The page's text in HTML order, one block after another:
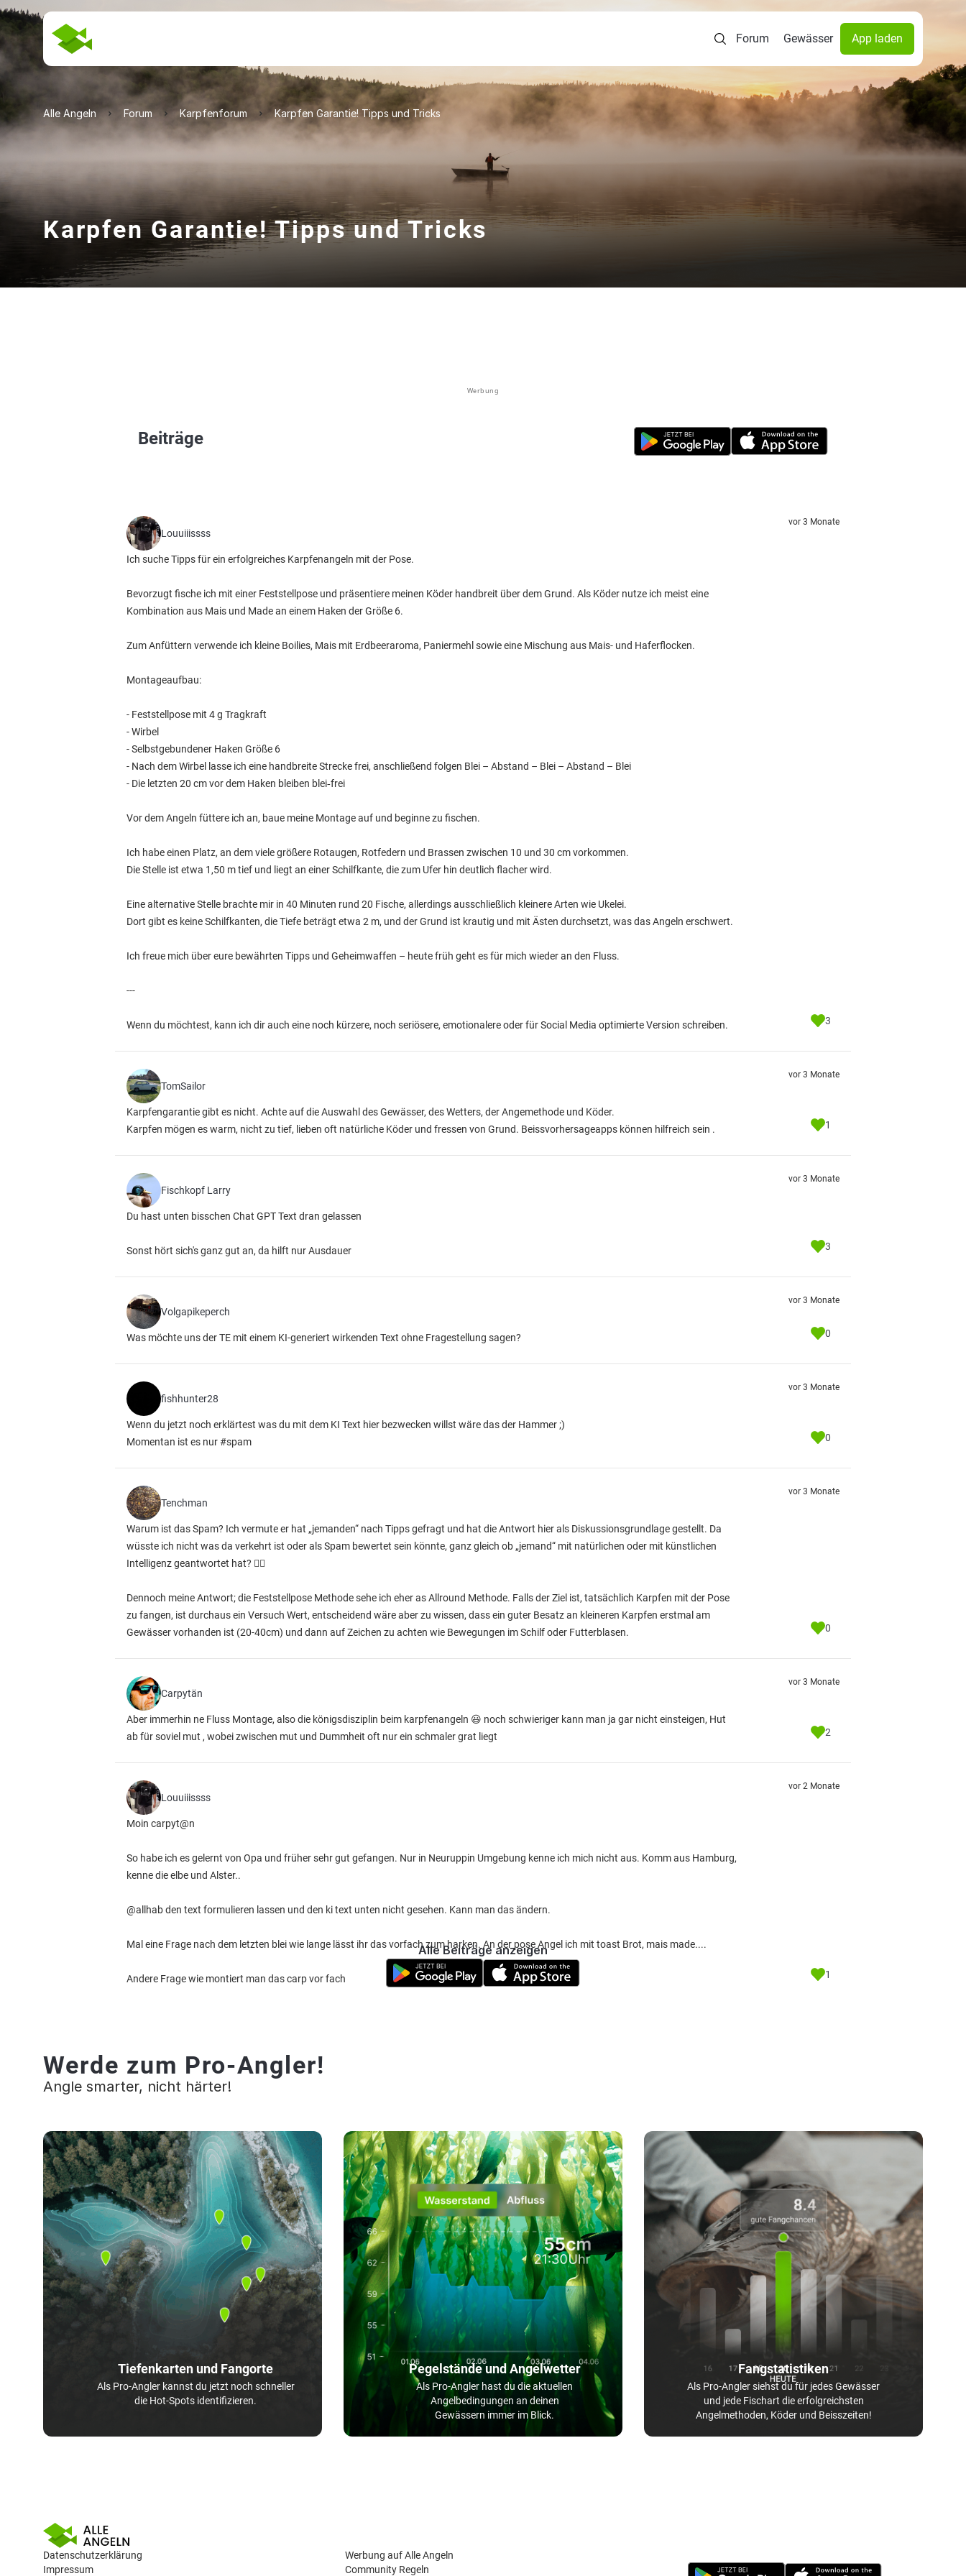
Forum Gewässer App laden
Alle Angeln Forum Karpfenforum Karpfen Garantie! Tipps und Tricks
Karpfen Garantie! Tipps und Tricks
Werbung
Beiträge
Louuiiissss
Ich suche Tipps für ein erfolgreiches Karpfenangeln mit der Pose.
Bevorzugt fische ich mit einer Feststellpose und präsentiere meinen Köder handbreit über dem Grund. Als Köder nutze ich meist eine
Kombination aus Mais und Made an einem Haken der Größe 6.
Zum Anfüttern verwende ich kleine Boilies, Mais mit Erdbeeraroma, Paniermehl sowie eine Mischung aus Mais- und Haferflocken.
Montageaufbau:
- Feststellpose mit 4 g Tragkraft
- Wirbel
- Selbstgebundener Haken Größe 6
- Nach dem Wirbel lasse ich eine handbreite Strecke frei, anschließend folgen Blei – Abstand – Blei – Abstand – Blei
- Die letzten 20 cm vor dem Haken bleiben blei‑frei
Vor dem Angeln füttere ich an, baue meine Montage auf und beginne zu fischen.
Ich habe einen Platz, an dem viele größere Rotaugen, Rotfedern und Brassen zwischen 10 und 30 cm vorkommen.
Die Stelle ist etwa 1,50 m tief und liegt an einer Schilfkante, die zum Ufer hin deutlich flacher wird.
Eine alternative Stelle brachte mir in 40 Minuten rund 20 Fische, allerdings ausschließlich kleinere Arten wie Ukelei.
Dort gibt es keine Schilfkanten, die Tiefe beträgt etwa 2 m, und der Grund ist krautig und mit Ästen durchsetzt, was das Angeln erschwert.
Ich freue mich über eure bewährten Tipps und Geheimwaffen – heute früh geht es für mich wieder an den Fluss.
---
Wenn du möchtest, kann ich dir auch eine noch kürzere, noch seriösere, emotionalere oder für Social Media optimierte Version schreiben.
vor 3 Monate
3
TomSailor
Karpfengarantie gibt es nicht. Achte auf die Auswahl des Gewässer, des Wetters, der Angemethode und Köder.
Karpfen mögen es warm, nicht zu tief, lieben oft natürliche Köder und fressen von Grund. Beissvorhersageapps können hilfreich sein .
vor 3 Monate
1
Fischkopf Larry
Du hast unten bisschen Chat GPT Text dran gelassen
Sonst hört sich's ganz gut an, da hilft nur Ausdauer
vor 3 Monate
3
Volgapikeperch
Was möchte uns der TE mit einem KI-generiert wirkenden Text ohne Fragestellung sagen?
vor 3 Monate
0
fishhunter28
Wenn du jetzt noch erklärtest was du mit dem KI Text hier bezwecken willst wäre das der Hammer ;)
Momentan ist es nur #spam
vor 3 Monate
0
Tenchman
Warum ist das Spam? Ich vermute er hat „jemanden“ nach Tipps gefragt und hat die Antwort hier als Diskussionsgrundlage gestellt. Da
wüsste ich nicht was da verkehrt ist oder als Spam bewertet sein könnte, ganz gleich ob „jemand“ mit natürlichen oder mit künstlichen
Intelligenz geantwortet hat? 🤷‍♂️
Dennoch meine Antwort; die Feststellpose Methode sehe ich eher as Allround Methode. Falls der Ziel ist, tatsächlich Karpfen mit der Pose
zu fangen, ist durchaus ein Versuch Wert, entscheidend wäre aber zu wissen, dass ein guter Besatz an kleineren Karpfen erstmal am
Gewässer vorhanden ist (20-40cm) und dann auf Zeichen zu achten wie Bewegungen im Schilf oder Futterblasen.
vor 3 Monate
0
Carpytän
Aber immerhin ne Fluss Montage, also die königsdisziplin beim karpfenangeln 😃 noch schwieriger kann man ja gar nicht einsteigen, Hut
ab für soviel mut , wobei zwischen mut und Dummheit oft nur ein schmaler grat liegt
vor 3 Monate
2
Louuiiissss
Moin carpyt@n
So habe ich es gelernt von Opa und früher sehr gut gefangen. Nur in Neuruppin Umgebung kenne ich mich nicht aus. Komm aus Hamburg,
kenne die elbe und Alster..
@allhab den text formulieren lassen und den ki text unten nicht gesehen. Kann man das ändern.
Mal eine Frage nach dem letzten blei wie lange lässt ihr das vorfach zum harken. An der pose Angel ich mit toast Brot, mais made....
Andere Frage wie montiert man das carp vor fach
vor 2 Monate
1
Alle Beiträge anzeigen
Werde zum Pro-Angler!
Angle smarter, nicht härter!
Tiefenkarten und Fangorte
Als Pro-Angler kannst du jetzt noch schneller
die Hot-Spots identifizieren.
Pegelstände und Angelwetter
Als Pro-Angler hast du die aktuellen
Angelbedingungen an deinen
Gewässern immer im Blick.
Fangstatistiken
Als Pro-Angler siehst du für jedes Gewässer
und jede Fischart die erfolgreichsten
Angelmethoden, Köder und Beisszeiten!
Datenschutzerklärung
Impressum
Werbung auf Alle Angeln
Community Regeln